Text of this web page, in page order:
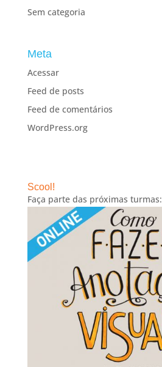
Sem categoria
Meta
Acessar
Feed de posts
Feed de comentários
WordPress.org
Scool!
Faça parte das próximas turmas: